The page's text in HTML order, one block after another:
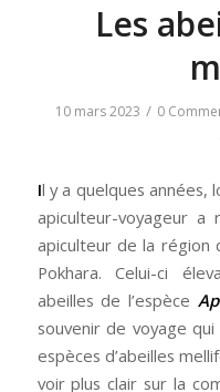
Les
10 mars 2023 / 0
Il y a quelques années,
apiculteur-voyageur a
apiculteur de la région
Pokhara. Celui-ci
abeilles de l’espèce
souvenir de voyage
espèces d’abeilles
voir plus clair sur la